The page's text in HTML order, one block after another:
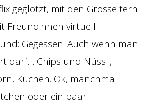
geglotzt, mit den Grosseltern
Freundinnen virtuell
Gegessen. Auch wenn man
darf… Chips und Nüssli,
Kuchen. Ok, manchmal
oder ein paar